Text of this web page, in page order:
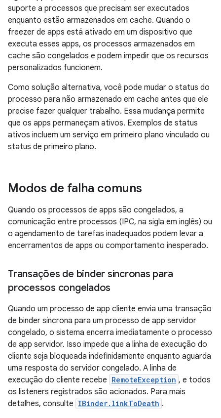
suporte a processos que precisam ser executados
enquanto estão armazenados em cache. Quando o
freezer de apps está ativado em um dispositivo que
executa esses apps, os processos armazenados em
cache são congelados e podem impedir que os recursos
personalizados funcionem.
Como solução alternativa, você pode mudar o status do
processo para não armazenado em cache antes que ele
precise fazer qualquer trabalho. Essa mudança permite
que os apps permaneçam ativos. Exemplos de status
ativos incluem um serviço em primeiro plano vinculado ou
status de primeiro plano.
Modos de falha comuns
Quando os processos de apps são congelados, a
comunicação entre processos (IPC, na sigla em inglês) ou
o agendamento de tarefas inadequados podem levar a
encerramentos de apps ou comportamento inesperado.
Transações de binder síncronas para
processos congelados
Quando um processo de app cliente envia uma transação
de binder síncrona para um processo de app servidor
congelado, o sistema encerra imediatamente o processo
de app servidor. Isso impede que a linha de execução do
cliente seja bloqueada indefinidamente enquanto aguarda
uma resposta do servidor congelado. A linha de
execução do cliente recebe RemoteException , e todos
os listeners registrados são acionados. Para mais
detalhes, consulte IBinder.linkToDeath .